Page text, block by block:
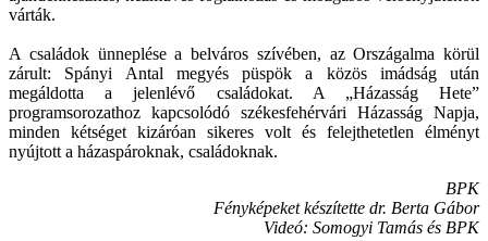
várták.
A családok ünneplése a belváros szívében, az Országalma körül
zárult: Spányi Antal megyés püspök a közös imádság után
megáldotta a jelenlévő családokat. A „Házasság Hete”
programsorozathoz kapcsolódó székesfehérvári Házasság Napja,
minden kétséget kizáróan sikeres volt és felejthetetlen élményt
nyújtott a házaspároknak, családoknak.
BPK
Fényképeket készítette dr. Berta Gábor
Videó: Somogyi Tamás és BPK